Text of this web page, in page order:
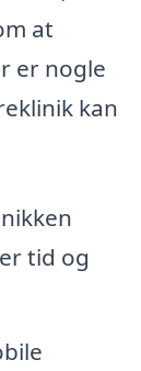
at
er nogle
kan
tid og